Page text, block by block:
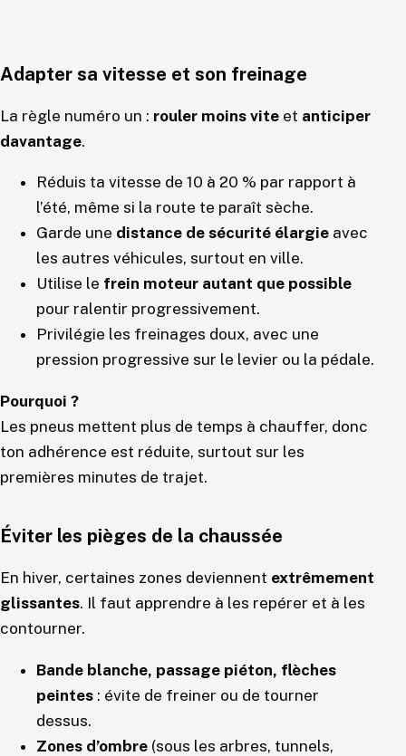
Adapter sa vitesse et son freinage
La règle numéro un : rouler moins vite et anticiper
davantage.
Réduis ta vitesse de 10 à 20 % par rapport à
l’été, même si la route te paraît sèche.
Garde une distance de sécurité élargie avec
les autres véhicules, surtout en ville.
Utilise le frein moteur autant que possible
pour ralentir progressivement.
Privilégie les freinages doux, avec une
pression progressive sur le levier ou la pédale.
Pourquoi ?
Les pneus mettent plus de temps à chauffer, donc
ton adhérence est réduite, surtout sur les
premières minutes de trajet.
Éviter les pièges de la chaussée
En hiver, certaines zones deviennent extrêmement
glissantes. Il faut apprendre à les repérer et à les
contourner.
Bande blanche, passage piéton, flèches
peintes : évite de freiner ou de tourner
dessus.
Zones d’ombre (sous les arbres, tunnels,